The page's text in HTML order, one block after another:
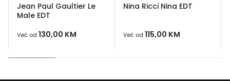
Jean Paul Gaultier Le
Male EDT
Već od 130,00 KM
Nina Ricci Nina EDT
Već od 115,00 KM